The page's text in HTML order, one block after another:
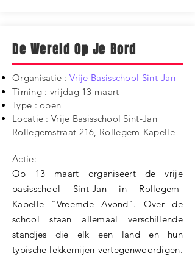
De Wereld 0p Je Bord
Organisatie :Vrije Basisschool Sint-Jan
Timing : vrijdag 13 maart
Type : open
Locatie : Vrije Basisschool Sint-Jan
Rollegemstraat 216, Rollegem-Kapelle
Actie:
Op 13 maart organiseert de vrije
basisschool Sint-Jan in Rollegem-
Kapelle "Vreemde Avond". Over de
school staan allemaal verschillende
standjes die elk een land en hun
typische lekkernijen vertegenwoordigen.